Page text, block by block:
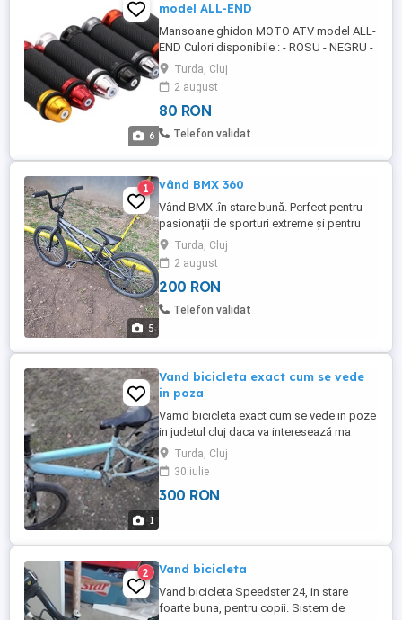
6
model ALL-END
Mansoane ghidon MOTO ATV model ALL-
END Culori disponibile : - ROSU - NEGRU -
GOLD 1. Cauciuc de înaltă calitate, moale
și se simt confortabil. 2. Proces CNC.
Aspectul este neted și liniile sunt pline, iar
calitatea este foarte bună. 3. Designul
ghidonului. Reduceți oboseala prin
Turda, Cluj
2 august
80 RON
Telefon validat
5
1 vând BMX 360
Vând BMX .în stare bună. Perfect pentru
pasionații de sporturi extreme și pentru
cei care iubesc să facă acrobații pe două
roți.. Prețul este de 200 lei Mai multe detalii
va rog să mă contactați. O 7 5 9 O 7 7 6 8
2.
Turda, Cluj
2 august
200 RON
Telefon validat
1
Vand bicicleta exact cum se vede
in poza
Vamd bicicleta exact cum se vede in poze
in judetul cluj daca va interesează ma
puteți suna la nr raspund si pe watap
sunati la nr asta
Turda, Cluj
30 iulie
300 RON
2 Vand bicicleta
Vand bicicleta Speedster 24, in stare
foarte buna, pentru copii. Sistem de